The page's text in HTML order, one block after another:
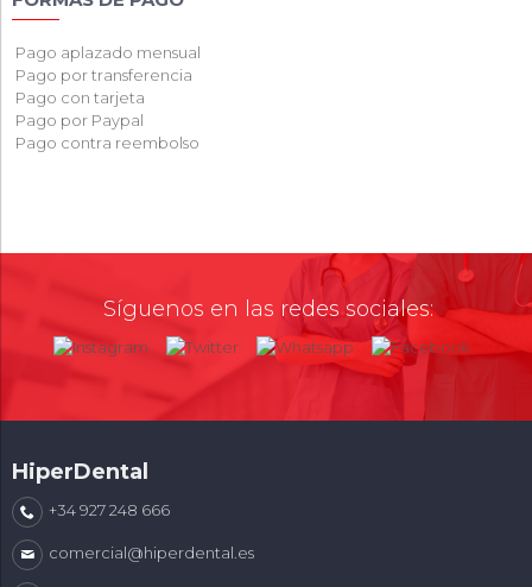
Pago aplazado mensual
Pago por transferencia
Pago con tarjeta
Pago por Paypal
Pago contra reembolso
Síguenos en las redes sociales:
HiperDental
+34 927 248 666
comercial@hiperdental.es